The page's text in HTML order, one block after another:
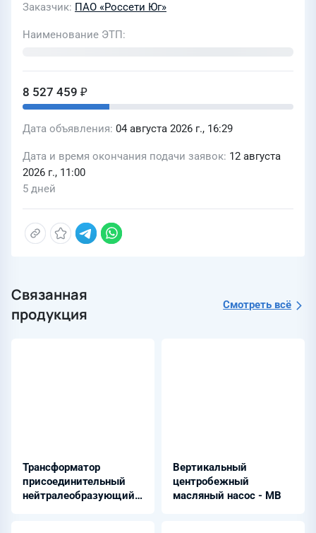
Республики Калмыкия (1ед.)» для
нужд филиала ПАО «Россети Юг» -
Заказчик ПАО «Россети Юг»
Наименование ЭТП
8 527 459 ₽
Дата объявления 04 августа 2026 г., 16:29
Дата и время окончания подачи заявок 12 августа
2026 г., 11:00
5 дней
Связанная
продукция
Смотреть всё
Трансформатор
присоединительный
нейтралеобразующий
Вертикальный
центробежный
масляный насос - МВ